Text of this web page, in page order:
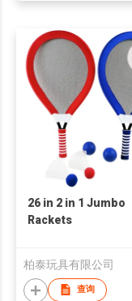
26 in 2 in 1 Jumbo
Rackets
柏泰玩具有限公司
查询